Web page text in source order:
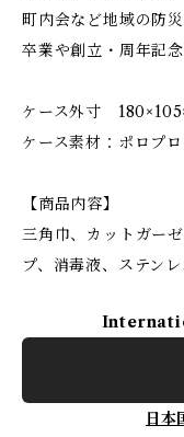
町内会など地域の防
卒業や創立・周年記念
ケース外寸
ケース素材：ポロプ
【商品内容】
三角巾、カットガー
プ、消毒液、ステン
日本